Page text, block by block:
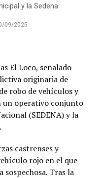
y la Sedena
09/2025
El Loco, señalado
originaria de
robo de vehículos y
un operativo conjunto
(SEDENA) y la
castrenses y
rojo en el que
sospechosa. Tras la